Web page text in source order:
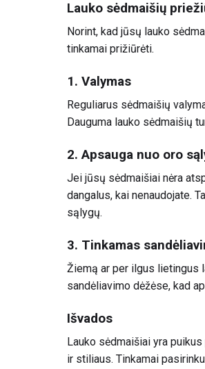
Lauko sėdmaišių
Norint, kad jūsų lauko
tinkamai prižiūrėti.
1. Valymas
Reguliarus sėdmaišių
Dauguma lauko sėdmaišių
2. Apsauga nuo oro
Jei jūsų sėdmaišiai nėra
dangalus, kai nenaudojate.
sąlygų.
3. Tinkamas
Žiemą ar per ilgus lietingus
sandėliavimo dėžėse, kad
Išvados
Lauko sėdmaišiai yra
ir stiliaus. Tinkamai